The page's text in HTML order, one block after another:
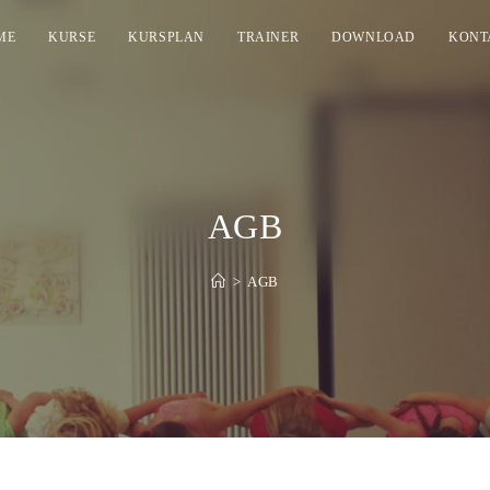
KURSE KURSPLAN TRAINER DOWNLOAD
AGB
> AGB